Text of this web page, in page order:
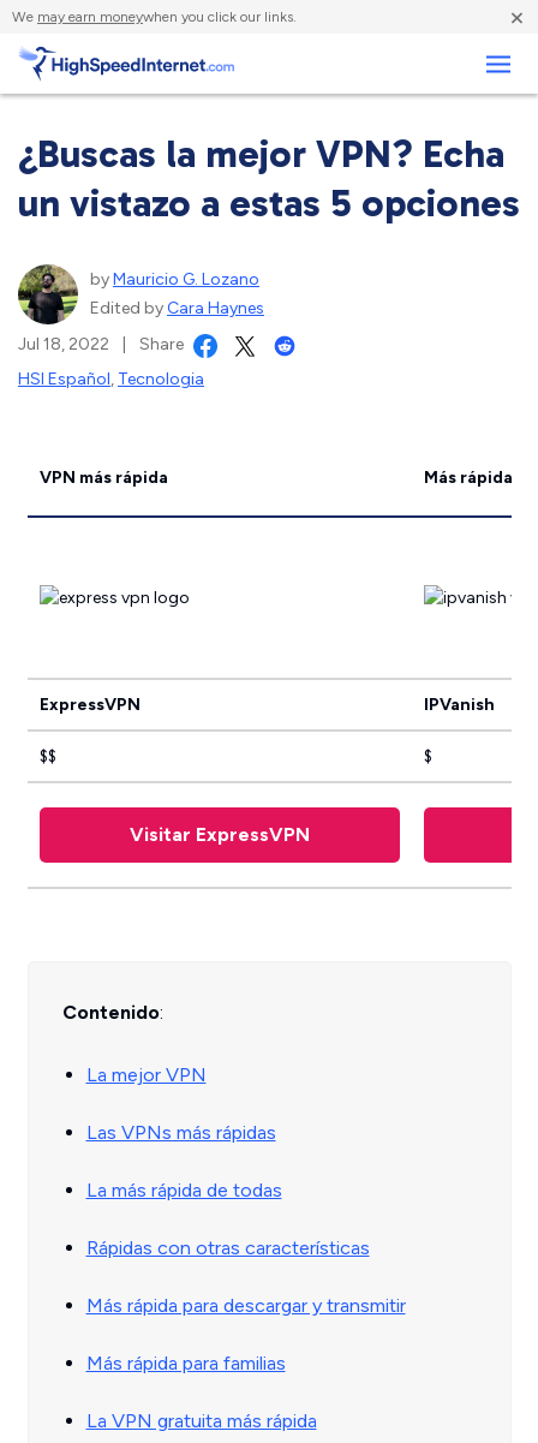
We may earn moneywhen you click our links. ×
¿Buscas la mejor VPN? Echa
un vistazo a estas 5 opciones
byMauricio G. Lozano
Edited by Cara Haynes
Jul 18, 2022
Share
HSI Español, Tecnologia
VPN más rápida Más rápida
ExpressVPN IPVanish
$$ $
Visitar ExpressVPN
Contenido:
La mejor VPN
Las VPNs más rápidas
La más rápida de todas
Rápidas con otras características
Más rápida para descargar y transmitir
Más rápida para familias
La VPN gratuita más rápida